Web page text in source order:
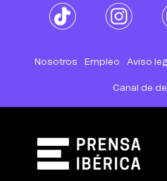
Nosotros Empleo Aviso
Canal de